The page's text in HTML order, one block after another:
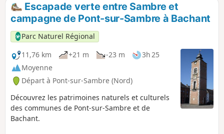
Escapade verte entre Sambre et
campagne de Pont-sur-Sambre à Bachant
Parc Naturel Régional
11,76 km
+21 m -23 m
3h 25
Moyenne
Départ à Pont-sur-Sambre (Nord)
Découvrez les patrimoines naturels et culturels
des communes de Pont-sur-Sambre et de
Bachant.